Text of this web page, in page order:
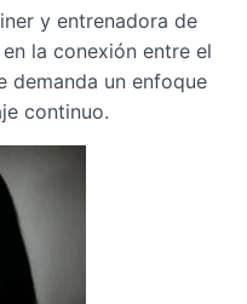
y entrenadora de
la conexión entre el
demanda un enfoque
continuo.